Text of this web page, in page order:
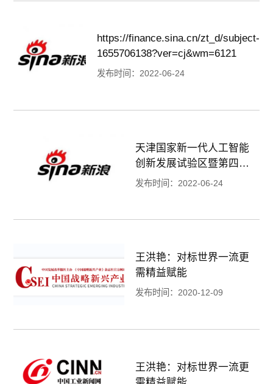
https://finance.sina.cn/zt_d/subject-
1655706138?ver=cj&wm=6121
发布时间：2022-06-24
天津国家新一代人工智能
创新发展试验区暨第四届
工业互联网发展论坛于云
发布时间：2022-06-24
王洪艳：对标世界一流更
需精益赋能
发布时间：2020-12-09
王洪艳：对标世界一流更